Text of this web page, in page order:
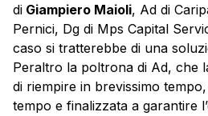
di Giampiero Maioli, Ad di
Pernici, Dg di Mps Capital
caso si tratterebbe di una
Peraltro la poltrona di Ad, che
di riempire in brevissimo
tempo e finalizzata a garantire